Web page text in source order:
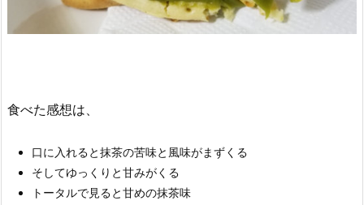
食べた感想は、
口に入れると抹茶の苦味と風味がまずくる
そしてゆっくりと甘みがくる
トータルで見ると甘めの抹茶味